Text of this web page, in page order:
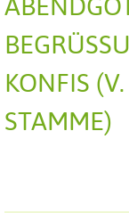
ONFIS (V.
TAMME)